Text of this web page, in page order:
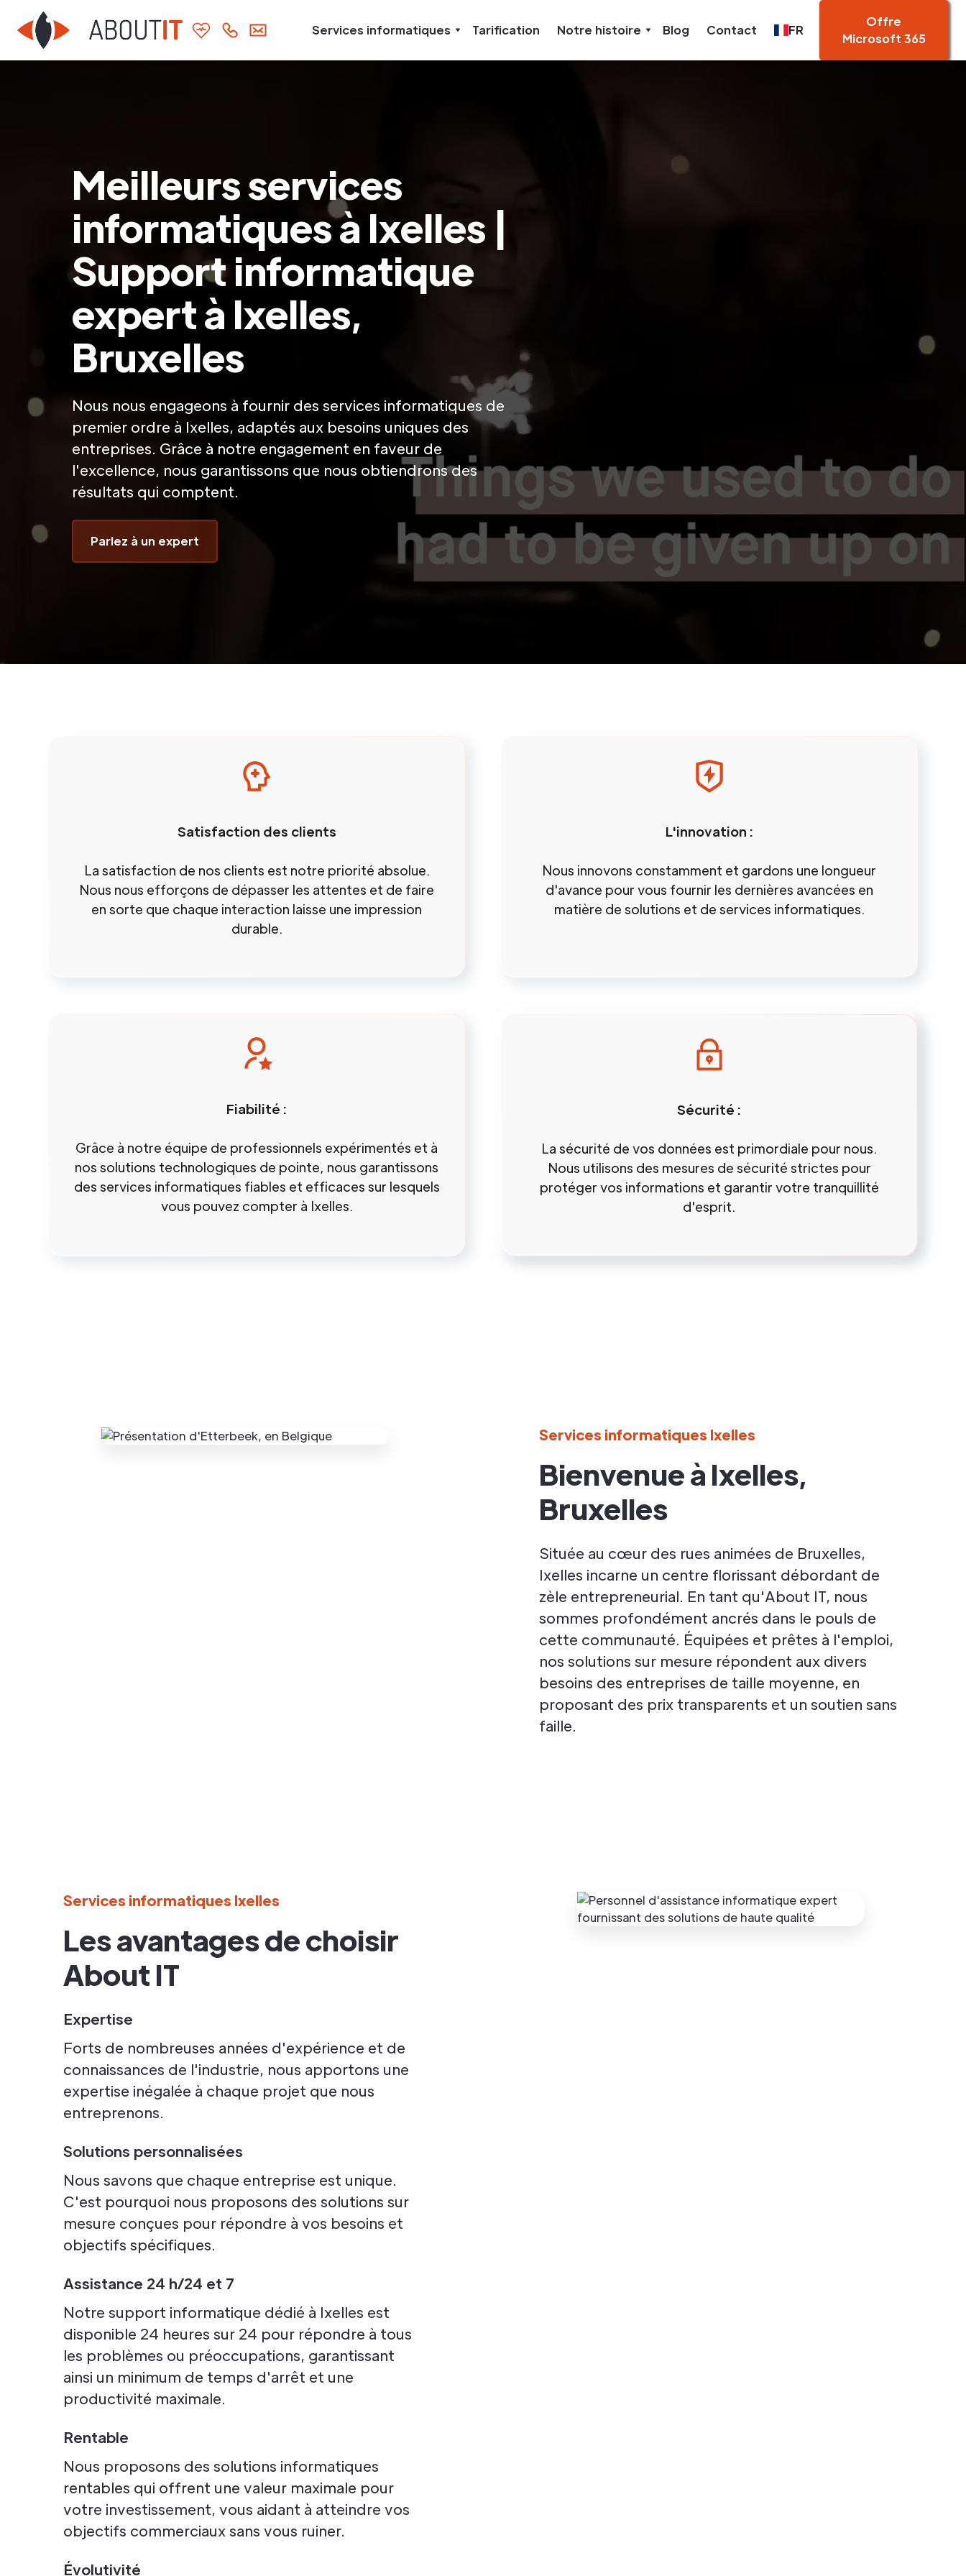
Services informatiques Tarification Notre histoire Blog Contact FR
Offre
Microsoft 365
Meilleurs services
informatiques à Ixelles |
Support informatique
expert à Ixelles,
Bruxelles
Nous nous engageons à fournir des services informatiques de
premier ordre à Ixelles, adaptés aux besoins uniques des
entreprises. Grâce à notre engagement en faveur de
l'excellence, nous garantissons que nous obtiendrons des
résultats qui comptent.
Parlez à un expert
Satisfaction des clients
La satisfaction de nos clients est notre priorité absolue.
Nous nous efforçons de dépasser les attentes et de faire
en sorte que chaque interaction laisse une impression
durable.
Fiabilité :
Grâce à notre équipe de professionnels expérimentés et à
nos solutions technologiques de pointe, nous garantissons
des services informatiques fiables et efficaces sur lesquels
vous pouvez compter à Ixelles.
L'innovation :
Nous innovons constamment et gardons une longueur
d'avance pour vous fournir les dernières avancées en
matière de solutions et de services informatiques.
Sécurité :
La sécurité de vos données est primordiale pour nous.
Nous utilisons des mesures de sécurité strictes pour
protéger vos informations et garantir votre tranquillité
d'esprit.
Services informatiques Ixelles
Bienvenue à Ixelles,
Bruxelles
Située au cœur des rues animées de Bruxelles,
Ixelles incarne un centre florissant débordant de
zèle entrepreneurial. En tant qu'About IT, nous
sommes profondément ancrés dans le pouls de
cette communauté. Équipées et prêtes à l'emploi,
nos solutions sur mesure répondent aux divers
besoins des entreprises de taille moyenne, en
proposant des prix transparents et un soutien sans
faille.
Services informatiques Ixelles
Les avantages de choisir
About IT
Expertise
Forts de nombreuses années d'expérience et de
connaissances de l'industrie, nous apportons une
expertise inégalée à chaque projet que nous
entreprenons.
Solutions personnalisées
Nous savons que chaque entreprise est unique.
C'est pourquoi nous proposons des solutions sur
mesure conçues pour répondre à vos besoins et
objectifs spécifiques.
Assistance 24 h/24 et 7
Notre support informatique dédié à Ixelles est
disponible 24 heures sur 24 pour répondre à tous
les problèmes ou préoccupations, garantissant
ainsi un minimum de temps d'arrêt et une
productivité maximale.
Rentable
Nous proposons des solutions informatiques
rentables qui offrent une valeur maximale pour
votre investissement, vous aidant à atteindre vos
objectifs commerciaux sans vous ruiner.
Évolutivité